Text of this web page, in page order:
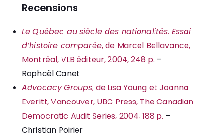
Recensions
Le Québec au siècle des nationalités. Essai
d’histoire comparée, de Marcel Bellavance,
Montréal, VLB éditeur, 2004, 248 p. –
Raphaël Canet
Advocacy Groups, de Lisa Young et Joanna
Everitt, Vancouver, UBC Press, The Canadian
Democratic Audit Series, 2004, 188 p. –
Christian Poirier